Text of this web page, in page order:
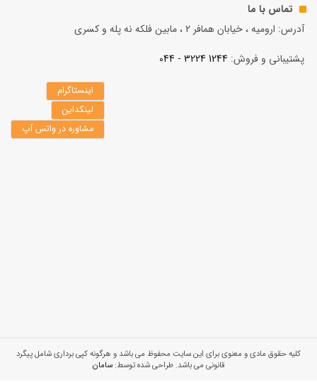
تماس با ما
آدرس: ارومیه ، خیابان همافر 2 ، مابين فلكه نه پله و کسری
پشتیبانی و فروش: 1244 3224 - 044
اینستاگرام
لینکداین
مشاوره در واتس آپ
کلیه حقوق مادی و معنوی برای این سایت محفوظ می باشد و هرگونه کپی برداری شامل پیگرد
قانونی می باشد. طراحی شده توسط:سامان